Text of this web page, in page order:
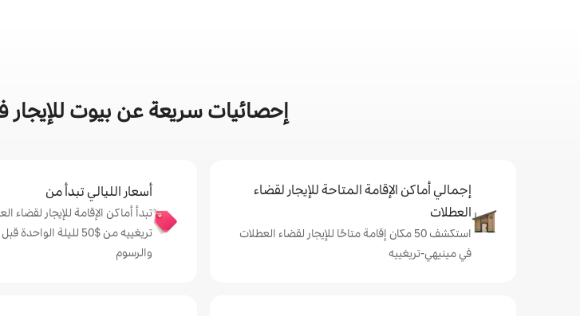
إحصائيات سريعة عن بيوت للإيجار
إجمالي أماكن الإقامة المتاحة للإيجار لقضاء
العطلات
استكشف 50 مكان إقامة متاحًا للإيجار لقضاء العطلات
في مينيهي-تريغييه
أسعار الليالي تبدأ من
تبدأ أماكن الإقامة للإيجار لقضاء
تريغييه من $‏50 لليلة
والرسوم